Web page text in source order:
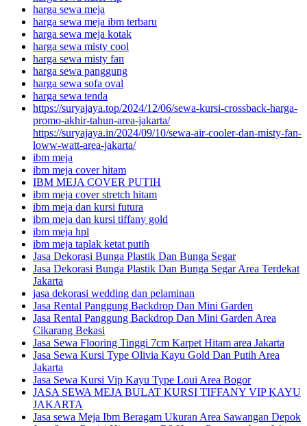
harga sewa meja
harga sewa meja ibm terbaru
harga sewa meja kotak
harga sewa misty cool
harga sewa misty fan
harga sewa panggung
harga sewa sofa oval
harga sewa tenda
https://suryajaya.top/2024/12/06/sewa-kursi-crossback-harga-
promo-akhir-tahun-area-jakarta/
https://suryajaya.in/2024/09/10/sewa-air-cooler-dan-misty-fan-
loww-watt-area-jakarta/
ibm meja
ibm meja cover hitam
IBM MEJA COVER PUTIH
ibm meja cover stretch hitam
ibm meja dan kursi futura
ibm meja dan kursi tiffany gold
ibm meja hpl
ibm meja taplak ketat putih
Jasa Dekorasi Bunga Plastik Dan Bunga Segar
Jasa Dekorasi Bunga Plastik Dan Bunga Segar Area Terdekat
Jakarta
jasa dekorasi wedding dan pelaminan
Jasa Rental Panggung Backdrop Dan Mini Garden
Jasa Rental Panggung Backdrop Dan Mini Garden Area
Cikarang Bekasi
Jasa Sewa Flooring Tinggi 7cm Karpet Hitam area Jakarta
Jasa Sewa Kursi Type Olivia Kayu Gold Dan Putih Area
Jakarta
Jasa Sewa Kursi Vip Kayu Type Loui Area Bogor
JASA SEWA MEJA BULAT KURSI TIFFANY VIP KAYU
JAKARTA
Jasa sewa Meja Ibm Beragam Ukuran Area Sawangan Depok